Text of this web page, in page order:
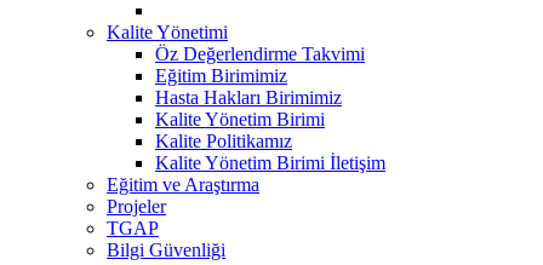
Kalite Yönetimi
Öz Değerlendirme Takvimi
Eğitim Birimimiz
Hasta Hakları Birimimiz
Kalite Yönetim Birimi
Kalite Politikamız
Kalite Yönetim Birimi İletişim
Eğitim ve Araştırma
Projeler
TGAP
Bilgi Güvenliği